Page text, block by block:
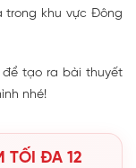
trong khu vực Đông
để tạo ra bài thuyết
nhé!
TỐI ĐA 12